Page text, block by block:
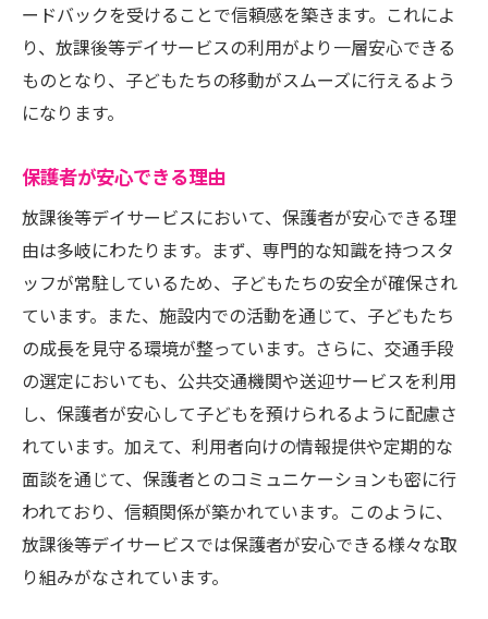
リスクアセスメントと対策の実例
子どもたちの安心を支える放課後等デイサービ
スの交通手段の実態
交通手段における安心感の提供方法
保護者からのフィードバックの活用
地域社会との連携による安心感の実現
交通手段で子どもたちの自立を促進する方
法
安心感を提供するための日々の取り組み
放課後等デイサービスが提供する安全な交通手
段の選び方
選択肢を見極めるための基準
交通手段の安全性を評価する方法
保護者が選ぶべき交通手段の特徴
交通手段選びにおける専門家のアドバイス
ードバックを受けることで信頼感を築きます。これによ
り、放課後等デイサービスの利用がより一層安心できる
ものとなり、子どもたちの移動がスムーズに行えるよう
になります。
保護者が安心できる理由
放課後等デイサービスにおいて、保護者が安心できる理
由は多岐にわたります。まず、専門的な知識を持つスタ
ッフが常駐しているため、子どもたちの安全が確保され
ています。また、施設内での活動を通じて、子どもたち
の成長を見守る環境が整っています。さらに、交通手段
の選定においても、公共交通機関や送迎サービスを利用
し、保護者が安心して子どもを預けられるように配慮さ
れています。加えて、利用者向けの情報提供や定期的な
面談を通じて、保護者とのコミュニケーションも密に行
われており、信頼関係が築かれています。このように、
放課後等デイサービスでは保護者が安心できる様々な取
り組みがなされています。